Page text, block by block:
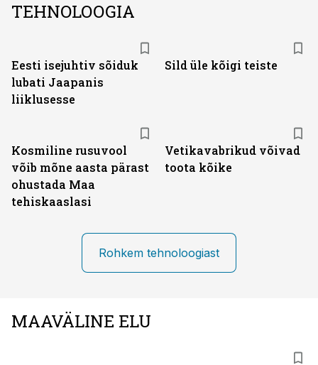
TEHNOLOOGIA
Eesti isejuhtiv sõiduk
lubati Jaapanis
liiklusesse
Sild üle kõigi teiste
Kosmiline rusuvool
võib mõne aasta pärast
ohustada Maa
tehiskaaslasi
Vetikavabrikud võivad
toota kõike
Rohkem tehnoloogiast
MAAVÄLINE ELU